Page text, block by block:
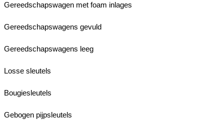
Gereedschapswagen met foam inlages
Gereedschapswagens gevuld
Gereedschapswagens leeg
Losse sleutels
Bougiesleutels
Gebogen pijpsleutels